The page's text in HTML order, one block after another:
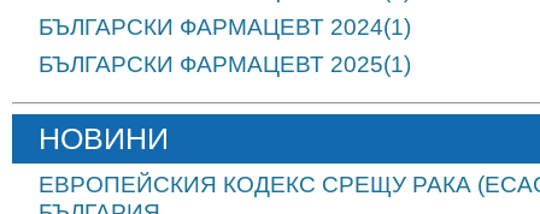
БЪЛГАРСКИ ФАРМАЦЕВТ 2024(1)
БЪЛГАРСКИ ФАРМАЦЕВТ 2025(1)
НОВИНИ
ЕВРОПЕЙСКИЯ КОДЕКС СРЕЩУ РАКА